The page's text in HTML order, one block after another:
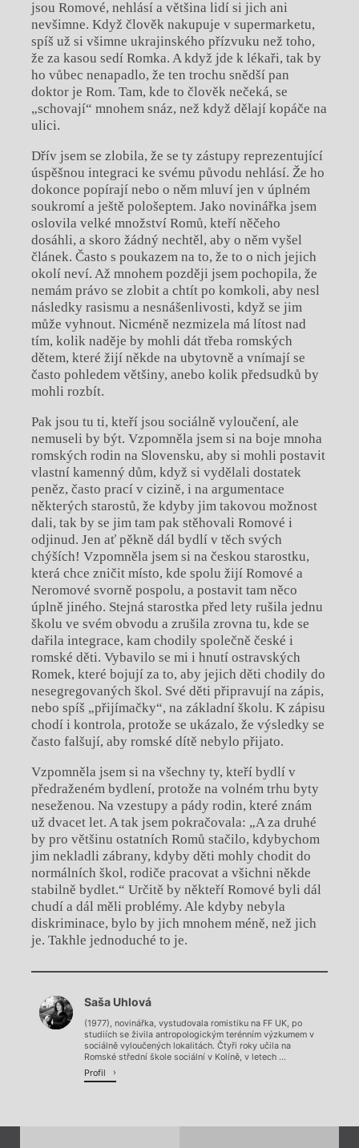
jsou Romové, nehlásí a většina lidí si jich ani
nevšimne. Když člověk nakupuje v supermarketu,
spíš už si všimne ukrajinského přízvuku než toho,
že za kasou sedí Romka. A když jde k lékaři, tak by
ho vůbec nenapadlo, že ten trochu snědší pan
doktor je Rom. Tam, kde to člověk nečeká, se
„schovají“ mnohem snáz, než když dělají kopáče na
ulici.
Dřív jsem se zlobila, že se ty zástupy reprezentující
úspěšnou integraci ke svému původu nehlásí. Že ho
dokonce popírají nebo o něm mluví jen v úplném
soukromí a ještě pološeptem. Jako novinářka jsem
oslovila velké množství Romů, kteří něčeho
dosáhli, a skoro žádný nechtěl, aby o něm vyšel
článek. Často s poukazem na to, že to o nich jejich
okolí neví. Až mnohem později jsem pochopila, že
nemám právo se zlobit a chtít po komkoli, aby nesl
následky rasismu a nesnášenlivosti, když se jim
může vyhnout. Nicméně nezmizela má lítost nad
tím, kolik naděje by mohli dát třeba romských
dětem, které žijí někde na ubytovně a vnímají se
často pohledem většiny, anebo kolik předsudků by
mohli rozbít.
Pak jsou tu ti, kteří jsou sociálně vyloučení, ale
nemuseli by být. Vzpomněla jsem si na boje mnoha
romských rodin na Slovensku, aby si mohli postavit
vlastní kamenný dům, když si vydělali dostatek
peněz, často prací v cizině, i na argumentace
některých starostů, že kdyby jim takovou možnost
dali, tak by se jim tam pak stěhovali Romové i
odjinud. Jen ať pěkně dál bydlí v těch svých
chýších! Vzpomněla jsem si na českou starostku,
která chce zničit místo, kde spolu žijí Romové a
Neromové svorně pospolu, a postavit tam něco
úplně jiného. Stejná starostka před lety rušila jednu
školu ve svém obvodu a zrušila zrovna tu, kde se
dařila integrace, kam chodily společně české i
romské děti. Vybavilo se mi i hnutí ostravských
Romek, které bojují za to, aby jejich děti chodily do
nesegregovaných škol. Své děti připravují na zápis,
nebo spíš „přijímačky“, na základní školu. K zápisu
chodí i kontrola, protože se ukázalo, že výsledky se
často falšují, aby romské dítě nebylo přijato.
Vzpomněla jsem si na všechny ty, kteří bydlí v
předraženém bydlení, protože na volném trhu byty
neseženou. Na vzestupy a pády rodin, které znám
už dvacet let. A tak jsem pokračovala: „A za druhé
by pro většinu ostatních Romů stačilo, kdybychom
jim nekladli zábrany, kdyby děti mohly chodit do
normálních škol, rodiče pracovat a všichni někde
stabilně bydlet.“ Určitě by někteří Romové byli dál
chudí a dál měli problémy. Ale kdyby nebyla
diskriminace, bylo by jich mnohem méně, než jich
je. Takhle jednoduché to je.
Chviličku.
Saša Uhlová
(1977), novinářka, vystudovala romistiku na FF UK, po
studiích se živila antropologickým terénním výzkumem v
sociálně vyloučených lokalitách. Čtyři roky učila na
Romské střední škole sociální v Kolíně, v letech ...
Profil